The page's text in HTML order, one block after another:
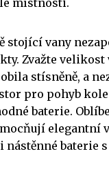
stojící vany
Zvažte velikost
stísněně, a
pro pohyb
baterie.
elegantní
baterie